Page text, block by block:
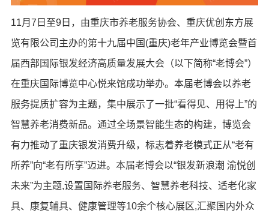
11月7日至9日，由重庆市养老服务协会、重庆优创东方展
览有限公司主办的第十九届中国(重庆)老年产业博览会暨首
届西部国际银发经济高质量发展大会（以下简称“老博会”）
在重庆国际博览中心悦来馆成功举办。本届老博会以养老
服务提质扩容为主题，集中展示了一批“看得见、用得上”的
智慧养老消费新品。通过全场景智能生态的构建，博览会
有力推动了重庆银发消费升级，标志着养老模式正从“老有
所养”向“老有所享”迈进。本届老博会以“银发新浪潮 渝悦创
未来”为主题,设置国际养老服务、智慧养老科技、适老化家
具、康复辅具、健康管理等10余个核心展区,汇聚国内外众